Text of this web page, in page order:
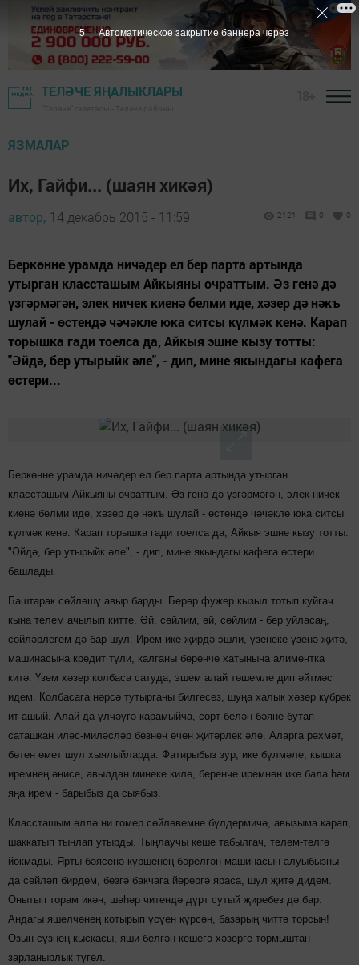
ТЕЛӘЧЕ ЯҢАЛЫКЛАРЫ
ЯЗМАЛАР
Их, Гайфи... (шаян хикәя)
автор, 14 декабрь 2015 - 11:59 2121 0 0
Беркөнне урамда ничәдер ел бер парта артында
утырган классташым Айкыяны очраттым. Әз генә дә
үзгәрмәгән, элек ничек киенә белми иде, хәзер дә нәкъ
шулай - өстендә чәчәкле юка ситсы күлмәк кенә. Карап
торышка гади тоелса да, Айкыя эшне кызу тотты:
"Әйдә, бер утырыйк әле", - дип, мине якындагы кафега
өстери...
Беркөнне урамда ничәдер ел бер парта артында утырган
классташым Айкыяны очраттым. Әз генә дә үзгәрмәгән, элек ничек
киенә белми иде, хәзер дә нәкъ шулай - өстендә чәчәкле юка ситсы
күлмәк кенә. Карап торышка гади тоелса да, Айкыя эшне кызу тотты:
"Әйдә, бер утырыйк әле", - дип, мине якындагы кафега өстери
башлады.
Баштарак сөйләшү авыр барды. Берәр фужер кызыл тотып куйгач
кына телем ачылып китте. Әй, сөйлим, әй, сөйлим - бер уйласаң,
сөйләрлегем дә бар шул. Ирем ике җирдә эшли, үзенеке-үзенә җитә,
машинасына кредит түли, калганы беренче хатынына алиментка
китә. Үзем хәзер колбаса сатуда, эшем алай төшемле дип әйтмәс
идем. Колбасага нәрсә тутырганы билгесез, шуңа халык хәзер күбрәк
ит ашый. Алай да үлчәүгә карамыйча, сорт белән бәяне бутап
саташкан иләс-миләсләр безнең өчен җитәрлек әле. Аларга рәхмәт,
бөтен өмет шул хыялыйларда. Фатирыбыз зур, ике бүлмәле, кышка
иремнең әнисе, авылдан минеке килә, беренче иремнән ике бала һәм
яңа ирем - барыбыз да сыябыз.
Классташым әллә ни гомер сөйләвемне бүлдермичә, авызыма карап,
шаккатып тыңлап утырды. Тыңлаучы кеше табылгач, телем-телгә
йокмады. Ярты бәясенә күршенең бәрелгән машинасын алуыбызны
да сөйләп бирдем, безгә бакчага йөрергә яраса, шул җитә дидем.
Онытып торам икән, шәһәр читендә дүрт сутый җиребез дә бар.
Андагы яшелчәнең котырып үсүен күрсәң, базарың читтә торсын!
Озын сүзнең кыскасы, яши белгән кешегә хәзерге тормыштан
зарланырлык түгел.
4 Автоматическое закрытие баннера через